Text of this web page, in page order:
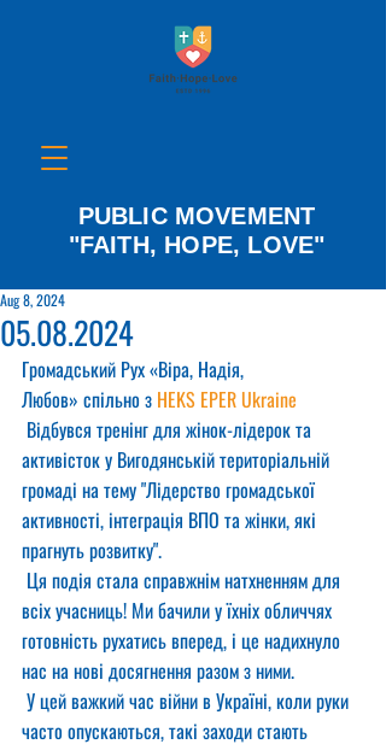
PUBLIC MOVEMENT
"FAITH, HOPE, LOVE"
05.08.2024
Aug 8, 2024
Громадський Рух «Віра, Надія,
Любов» спільно з HEKS EPER Ukraine
Відбувся тренінг для жінок-лідерок та
активісток у Вигодянській територіальній
громаді на тему "Лідерство громадської
активності, інтеграція ВПО та жінки, які
прагнуть розвитку".
Ця подія стала справжнім натхненням для
всіх учасниць! Ми бачили у їхніх обличчях
готовність рухатись вперед, і це надихнуло
нас на нові досягнення разом з ними.
У цей важкий час війни в Україні, коли руки
часто опускаються, такі заходи стають